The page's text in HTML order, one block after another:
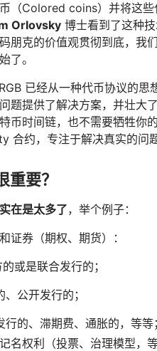
（Colored coins）并将这些
Orlovsky 博士看到了这种
朋克的价值观贯彻到底，我
了。
已经从一种代币协议的思
题提供了解决方案，并壮
币时间链，也不需要牺牲你
合约，专注于解决真实的问
重要？
在是太多了，举个例子：
证券（期权、期货）：
或是联合发行的；
公开发行的；
行的、滞期费、通胀的，等等；
名权利（投票、治理模型，等